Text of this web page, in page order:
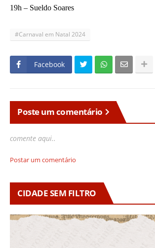
19h – Sueldo Soares
#Carnaval em Natal 2024
Facebook
Poste um comentário
comente aqui..
Postar um comentário
CIDADE SEM FILTRO